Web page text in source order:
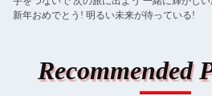
新年おめでとう! 明るい未来が待っている!
Recommended